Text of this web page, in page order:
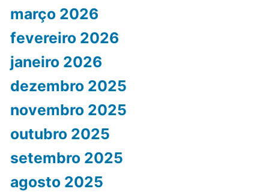
março 2026
fevereiro 2026
janeiro 2026
dezembro 2025
novembro 2025
outubro 2025
setembro 2025
agosto 2025